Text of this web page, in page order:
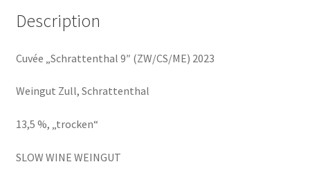
Description
Cuvée „Schrattenthal 9″ (ZW/CS/ME) 2023
Weingut Zull, Schrattenthal
13,5 %, „trocken“
SLOW WINE WEINGUT